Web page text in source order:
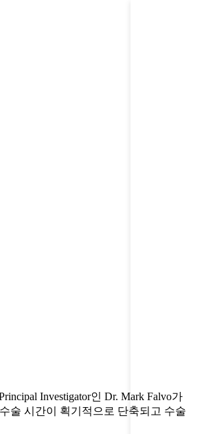
Investigator인 Dr. Mark Falvo가
술 시간이 획기적으로 단축되고 수술